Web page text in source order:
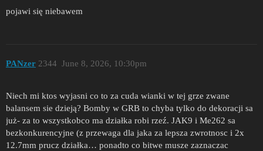
pojawi się niebawem
PANzer June 8, 2026, 10:30pm
2344
Niech mi ktos wyjasni co to za cuda wianki w tej grze zwane
balansem sie dzieją? Bomby w GRB to chyba tylko do dekoracji sa
już- za to wszystkobco ma działka robi rzeź. JAK9 i Me262 sa
bezkonkurencyjne (z przewaga dla jaka za lepsza zwrotnosc i 2x
12.7mm prucz działka… ponadto co bitwe musze zaznaczac